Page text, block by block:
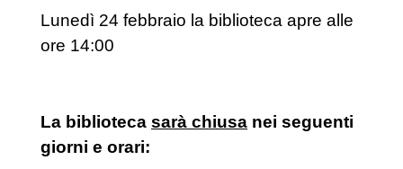
Lunedì 24 febbraio la biblioteca apre alle
ore 14:00
La biblioteca sarà chiusa nei seguenti
giorni e orari: